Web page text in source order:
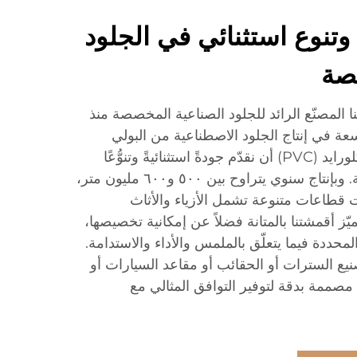
استثنائي في الجلود
المصنّع الرائد للجلود الصناعية المخصصة منذ
الواسعة في إنتاج الجلود الاصطناعية من البولي
يوريثان (PU) والبولي فينيل كلورايد (PVC) أن نقدّم جودةً استثنائيةً وتنوُّعًا
واسعًا في التطبيقات المختلفة. وبإنتاج سنوي يتراوح بين ٥٠٠ و٦٠٠ مليون متر،
قطاعات متنوعة تشمل الأزياء والأثاث
أقمشتنا بالمتانة فضلاً عن إمكانية تخصيصها،
فيما يتعلّق بالملمس والأداء والاستدامة.
السترات أو الحقائب أو مقاعد السيارات أو
بدقة لتوفير التوافق المثالي مع